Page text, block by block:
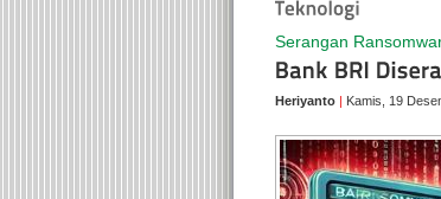
Serangan
Heriyanto | Kamis, 19